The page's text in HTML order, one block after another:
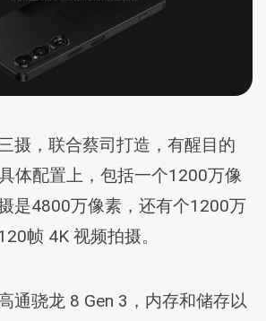
摄，联合蔡司打造，有醒目的
体配置上，包括一个1200万像
是4800万像素，还有个1200万
帧 4K 视频拍摄。
通骁龙 8 Gen 3，内存和储存以